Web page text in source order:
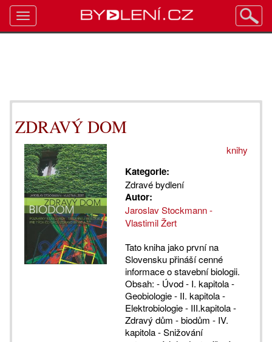
ZDRAVÝ DOM
knihy
Kategorie:
Zdravé bydlení
Autor:
Jaroslav Stockmann -
Vlastimil Žert
Tato kniha jako první na
Slovensku přináší cenné
informace o stavební biologii.
Obsah: - Úvod - I. kapitola -
Geobiologie - II. kapitola -
Elektrobiologie - III.kapitola -
Zdravý dům - biodům - IV.
kapitola - Snižování
Toggle
navigation